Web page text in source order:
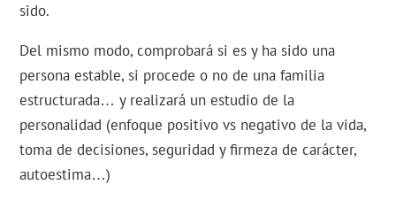
sido.
Del mismo modo, comprobará si es y ha sido una
persona estable, si procede o no de una familia
estructurada… y realizará un estudio de la
personalidad (enfoque positivo vs negativo de la vida,
toma de decisiones, seguridad y firmeza de carácter,
autoestima…)